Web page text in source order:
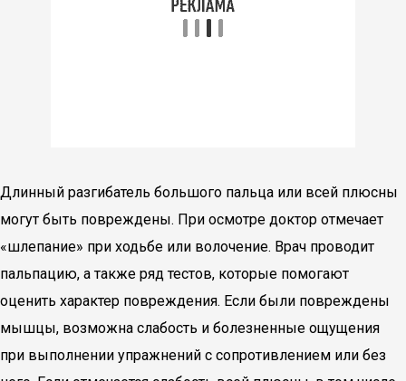
Длинный разгибатель большого пальца или всей плюсны
могут быть повреждены. При осмотре доктор отмечает
«шлепание» при ходьбе или волочение. Врач проводит
пальпацию, а также ряд тестов, которые помогают
оценить характер повреждения. Если были повреждены
мышцы, возможна слабость и болезненные ощущения
при выполнении упражнений с сопротивлением или без